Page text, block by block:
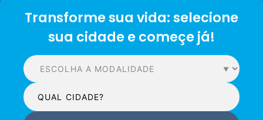
Transforme sua vida: selecione
sua cidade e começe já!